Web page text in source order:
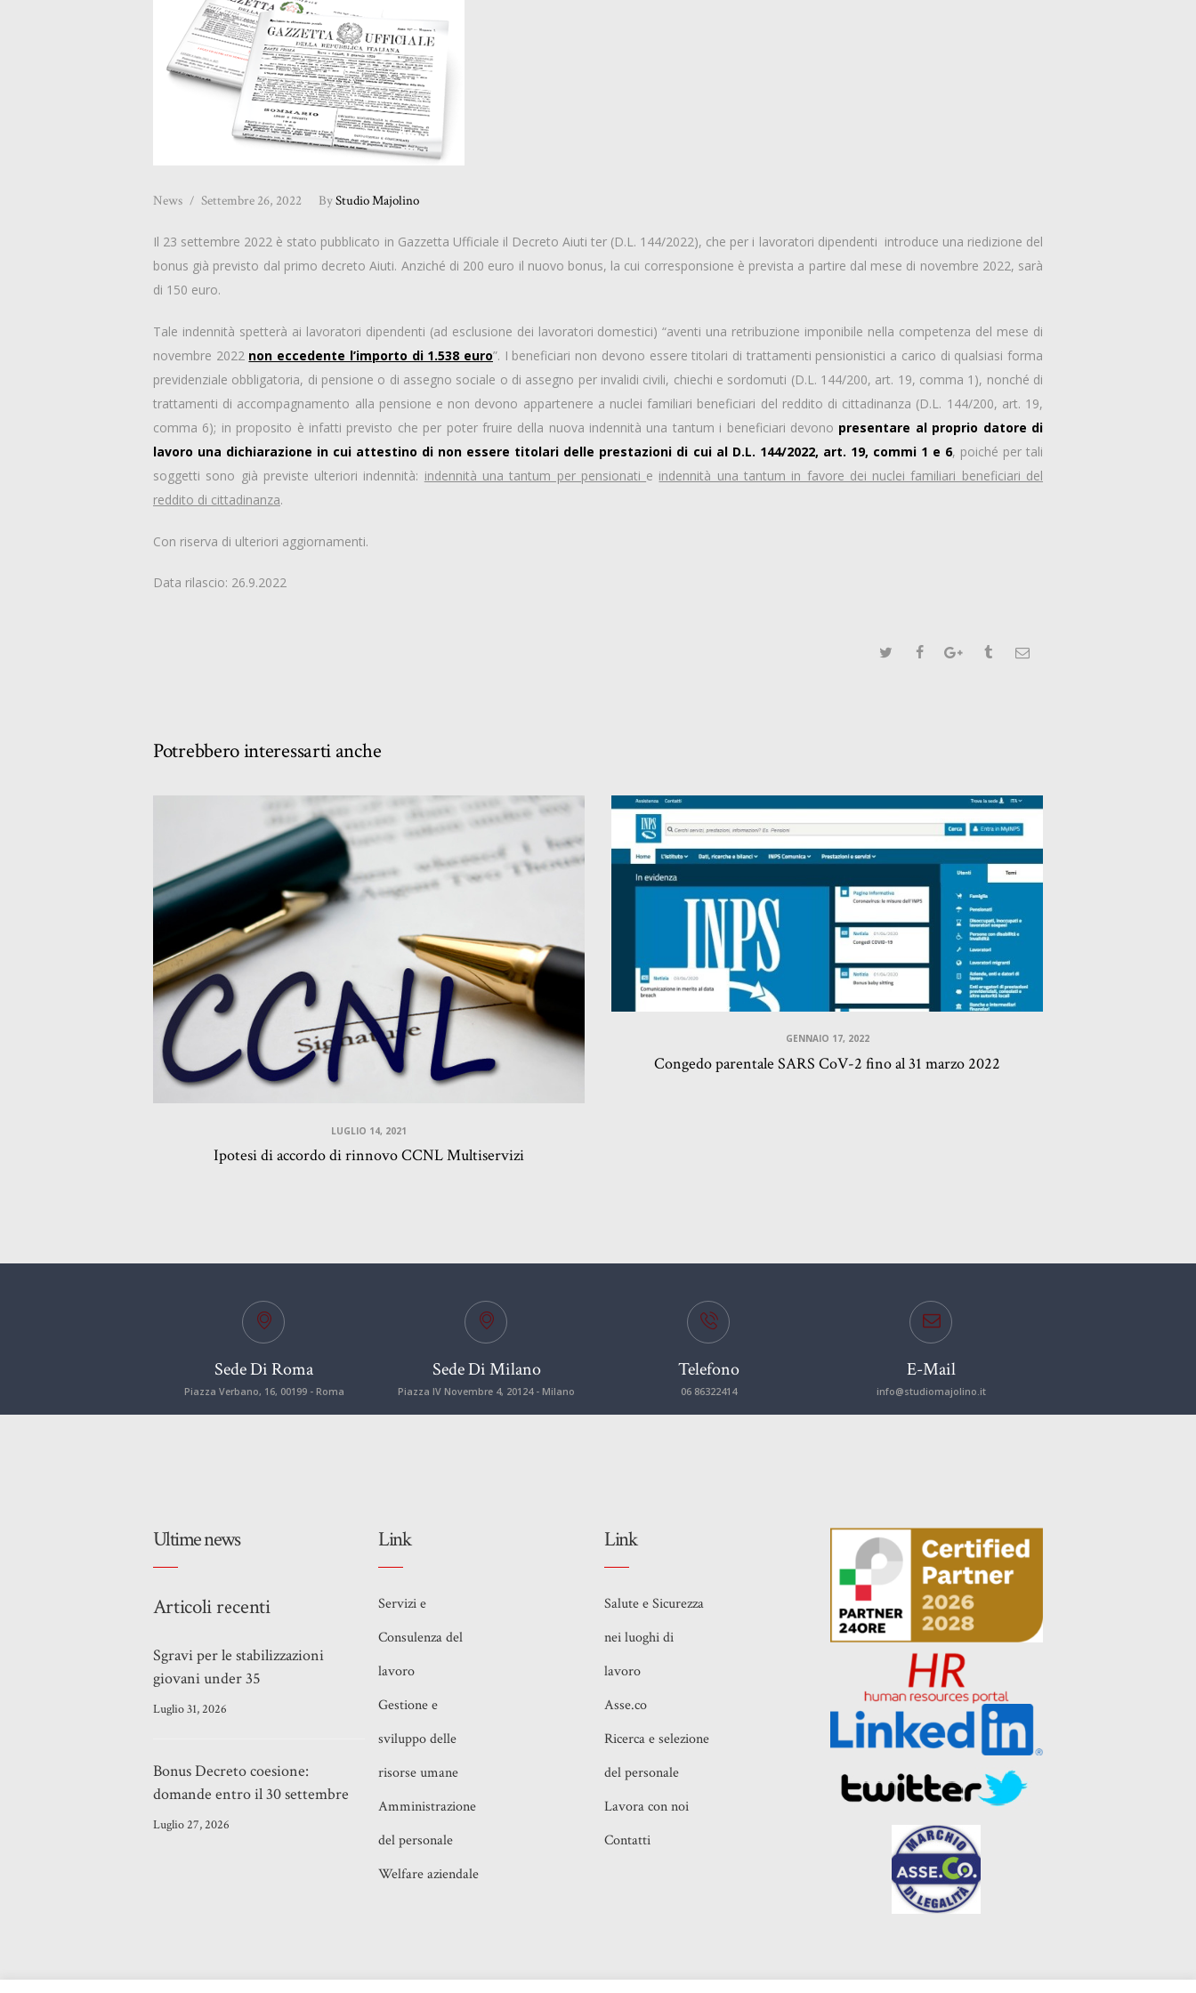
News Settembre 26, 2022 ByStudio Majolino
Il 23 settembre 2022 è stato pubblicato in Gazzetta Ufficiale il Decreto Aiuti ter (D.L. 144/2022), che per i lavoratori dipendenti introduce una riedizione del
bonus già previsto dal primo decreto Aiuti. Anziché di 200 euro il nuovo bonus, la cui corresponsione è prevista a partire dal mese di novembre 2022, sarà
di 150 euro.
Tale indennità spetterà ai lavoratori dipendenti (ad esclusione dei lavoratori domestici) “aventi una retribuzione imponibile nella competenza del mese di
novembre 2022 non eccedente l’importo di 1.538 euro”. I beneficiari non devono essere titolari di trattamenti pensionistici a carico di qualsiasi forma
previdenziale obbligatoria, di pensione o di assegno sociale o di assegno per invalidi civili, chiechi e sordomuti (D.L. 144/200, art. 19, comma 1), nonché di
trattamenti di accompagnamento alla pensione e non devono appartenere a nuclei familiari beneficiari del reddito di cittadinanza (D.L. 144/200, art. 19,
comma 6); in proposito è infatti previsto che per poter fruire della nuova indennità una tantum i beneficiari devono presentare al proprio datore di
lavoro una dichiarazione in cui attestino di non essere titolari delle prestazioni di cui al D.L. 144/2022, art. 19, commi 1 e 6, poiché per tali
soggetti sono già previste ulteriori indennità: indennità una tantum per pensionati e indennità una tantum in favore dei nuclei familiari beneficiari del
reddito di cittadinanza.
Con riserva di ulteriori aggiornamenti.
Data rilascio: 26.9.2022
Potrebbero interessarti anche
LUGLIO 14, 2021
Ipotesi di accordo di rinnovo CCNL Multiservizi
GENNAIO 17, 2022
Congedo parentale SARS CoV-2 fino al 31 marzo 2022
Sede Di Roma
Piazza Verbano, 16, 00199 - Roma
Sede Di Milano
Piazza IV Novembre 4, 20124 - Milano
Telefono
06 86322414
E-Mail
info@studiomajolino.it
Ultime news
Articoli recenti
Sgravi per le stabilizzazioni
giovani under 35
Luglio 31, 2026
Bonus Decreto coesione:
domande entro il 30 settembre
Luglio 27, 2026
Link
Servizi e
Consulenza del
lavoro
Gestione e
sviluppo delle
risorse umane
Amministrazione
del personale
Welfare aziendale
Link
Salute e Sicurezza
nei luoghi di
lavoro
Asse.co
Ricerca e selezione
del personale
Lavora con noi
Contatti